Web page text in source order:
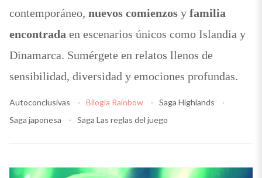
contemporáneo, nuevos comienzosy familia
encontrada en escenarios únicos como Islandia y
Dinamarca. Sumérgete en relatos llenos de
sensibilidad, diversidad y emociones profundas.
Autoconclusivas Bilogía Rainbow
Saga Highlands
Saga japonesa
Saga Las reglas del juego